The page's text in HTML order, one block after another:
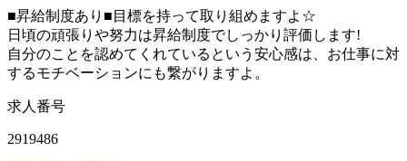
■昇給制度あり■目標を持って取り組めますよ☆
日頃の頑張りや努力は昇給制度でしっかり評価します!
自分のことを認めてくれているという安心感は、お仕事に対
するモチベーションにも繋がりますよ。
求人番号
2919486